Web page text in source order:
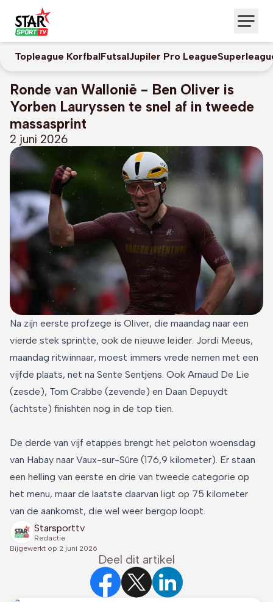
Topleague KorfbalFutsalJupiler Pro League
Ronde van Wallonië - Ben Oliver is
Yorben Lauryssen te snel af in tweede
massasprint
2 juni 2026
Na zijn eerste profzege is Oliver, die maandag naar een
vierde stek sprintte, ook de nieuwe leider. Jordi Meeus,
maandag ritwinnaar, moest immers vrede nemen met een
vijfde plaats, net na Sente Sentjens. Ook Arnaud De Lie
(zesde), Tom Crabbe (zevende) en Daan Depuydt
(achtste) finishten nog in de top tien.
De derde van vijf etappes brengt het peloton woensdag
van Habay naar Vaux-sur-Sûre (176,9 kilometer). Er staan
een helling van eerste en drie van tweede categorie op
het menu, maar de laatste daarvan ligt op 75 kilometer
van de aankomst, die wel weer bergop loopt.
Starsporttv
Redactie
Bijgewerkt op 2 juni 2026
Deel dit artikel